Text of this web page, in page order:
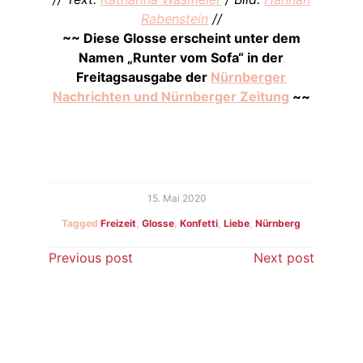
Rabenstein//
~~ Diese Glosse erscheint unter dem
Namen „Runter vom Sofa“ in der
Freitagsausgabe der Nürnberger
Nachrichten und Nürnberger Zeitung ~~
15. Mai 2020
TaggedFreizeit,Glosse,Konfetti,Liebe,Nürnberg
Beitragsnavigation
Previous post Next post